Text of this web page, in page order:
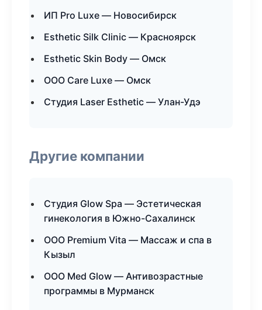
ИП Pro Luxe — Новосибирск
Esthetic Silk Clinic — Красноярск
Esthetic Skin Body — Омск
ООО Care Luxe — Омск
Студия Laser Esthetic — Улан-Удэ
Другие компании
Студия Glow Spa — Эстетическая
гинекология в Южно-Сахалинск
ООО Premium Vita — Массаж и спа в
Кызыл
ООО Med Glow — Антивозрастные
программы в Мурманск